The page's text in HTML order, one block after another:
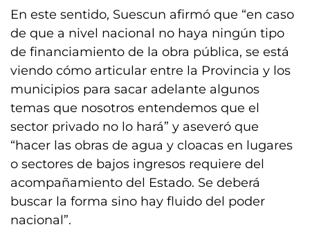
En este sentido, Suescun afirmó que “en caso
de que a nivel nacional no haya ningún tipo
de financiamiento de la obra pública, se está
viendo cómo articular entre la Provincia y los
municipios para sacar adelante algunos
temas que nosotros entendemos que el
sector privado no lo hará” y aseveró que
“hacer las obras de agua y cloacas en lugares
o sectores de bajos ingresos requiere del
acompañamiento del Estado. Se deberá
buscar la forma sino hay fluido del poder
nacional”.